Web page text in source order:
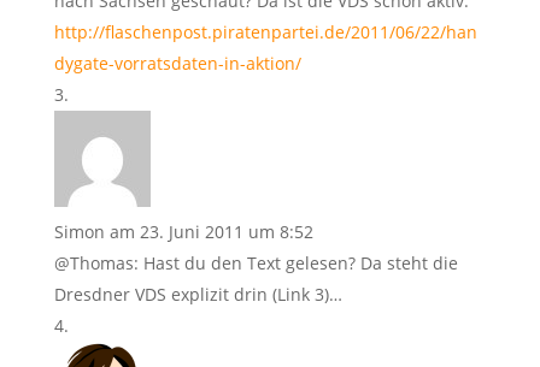
http://flaschenpost.piratenpartei.de/2011/06/22/han
dygate-vorratsdaten-in-aktion/
Simon am 23. Juni 2011 um 8:52
@Thomas: Hast du den Text gelesen? Da steht die
Dresdner VDS explizit drin (Link 3)…